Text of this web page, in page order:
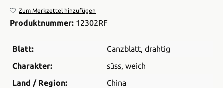
Zum Merkzettel hinzufügen
Produktnummer: 12302RF
Blatt: Ganzblatt, drahtig
Charakter:
süss, weich
Land / Region:
China